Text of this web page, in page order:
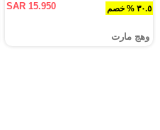
٣٠.٥ % خصم SAR 15.950
وهج مارت